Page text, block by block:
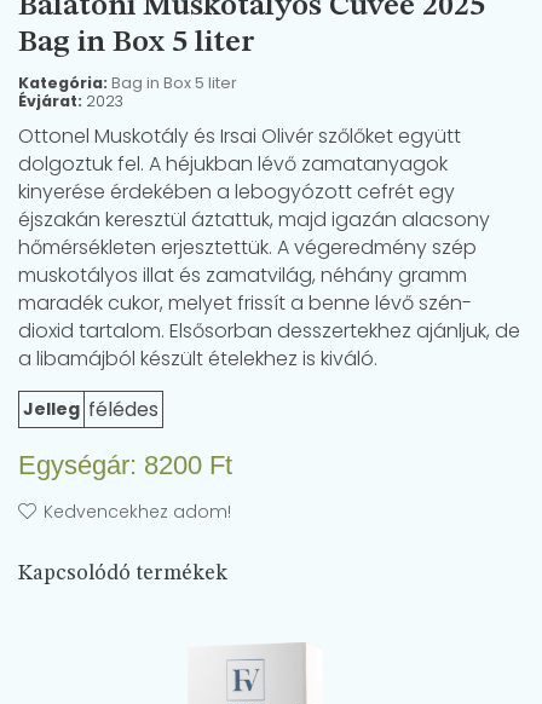
Balatoni Muskotályos Cuvée 2025
Bag in Box 5 liter
Kategória: Bag in Box 5 liter
Évjárat: 2023
Ottonel Muskotály és Irsai Olivér szőlőket együtt
dolgoztuk fel. A héjukban lévő zamatanyagok
kinyerése érdekében a lebogyózott cefrét egy
éjszakán keresztül áztattuk, majd igazán alacsony
hőmérsékleten erjesztettük. A végeredmény szép
muskotályos illat és zamatvilág, néhány gramm
maradék cukor, melyet frissít a benne lévő szén-
dioxid tartalom. Elsősorban desszertekhez ajánljuk, de
a libamájból készült ételekhez is kiváló.
Jelleg félédes
Egységár: 8200 Ft
Kedvencekhez adom!
Kapcsolódó termékek